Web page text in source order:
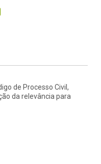
de Processo Civil,
da relevância para